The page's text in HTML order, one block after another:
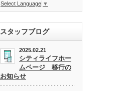
Select Language ▼
スタッフブログ
2025.02.21
シティライフホー
ムページ 移行の
お知らせ